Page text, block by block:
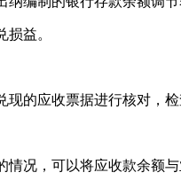
益。
的应收票据进行核对，
情况，可以将应收款余额